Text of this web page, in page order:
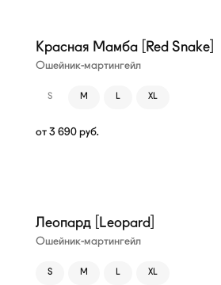
Красная Мамба [Red Snake]
Ошейник-мартингейл
S M L XL
от3 690руб.
Леопард [Leopard]
Ошейник-мартингейл
S M L XL